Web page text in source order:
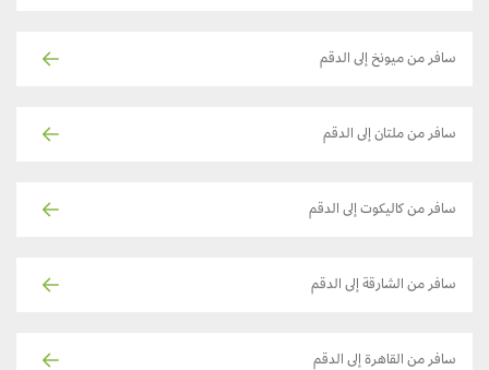
سافر من ميونخ إلى الدقم
سافر من ملتان إلى الدقم
سافر من كاليكوت إلى الدقم
سافر من الشارقة إلى الدقم
سافر من القاهرة إلى الدقم